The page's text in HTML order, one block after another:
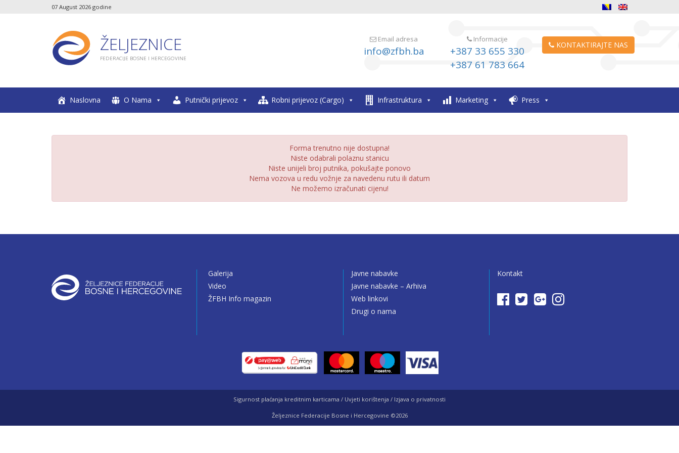
07 August 2026 godine
ŽELJEZNICE
FEDERACIJE BOSNE I HERCEGOVINE
Email adresa
info@zfbh.ba
Informacije
+387 33 655 330
+387 61 783 664
KONTAKTIRAJTE NAS
Naslovna O Nama Putnički prijevoz Robni prijevoz (Cargo) Infrastruktura Marketing Press
Forma trenutno nije dostupna!
Niste odabrali polaznu stanicu
Niste unijeli broj putnika, pokušajte ponovo
Nema vozova u redu vožnje za navedenu rutu ili datum
Ne možemo izračunati cijenu!
Galerija
Video
ŽFBH Info magazin
Javne nabavke
Javne nabavke – Arhiva
Web linkovi
Drugi o nama
Kontakt
Sigurnost plaćanja kreditnim karticama / Uvjeti korištenja / Izjava o privatnosti
Željeznice Federacije Bosne i Hercegovine ©2026